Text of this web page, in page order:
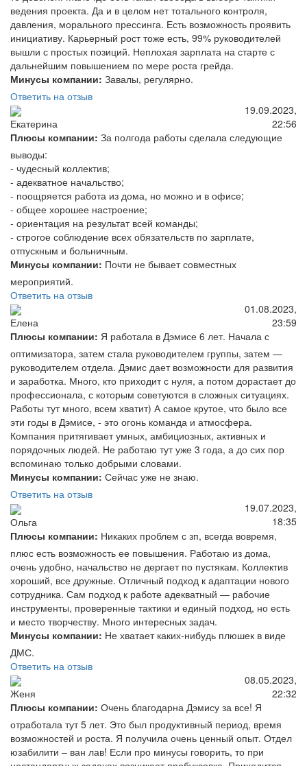
ведения проекта. Да и в целом нет тотального контроля,
давления, морального прессинга. Есть возможность проявить
инициативу. Карьерный рост тоже есть, 99% руководителей
вышли с простых позиций. Неплохая зарплата на старте с
дальнейшим повышением по мере роста грейда.
Минусы компании: Завалы, регулярно.
Ответить на отзыв
Екатерина
19.09.2023,
22:56
Плюсы компании: За полгода работы сделала следующие
выводы:
- чудесный коллектив;
- адекватное начальство;
- поощряется работа из дома, но можно и в офисе;
- общее хорошее настроение;
- ориентация на результат всей команды;
- строгое соблюдение всех обязательств по зарплате,
отпускным и больничным.
Минусы компании: Почти не бывает совместных
мероприятий.
Ответить на отзыв
Елена
01.08.2023,
23:59
Плюсы компании: Я работала в Дэмисе 6 лет. Начала с
оптимизатора, затем стала руководителем группы, затем —
руководителем отдела. Дэмис дает возможности для развития
и заработка. Много, кто приходит с нуля, а потом дорастает до
профессионала, с которым советуются в сложных ситуациях.
Работы тут много, всем хватит) А самое крутое, что было все
эти годы в Дэмисе, - это огонь команда и атмосфера.
Компания притягивает умных, амбициозных, активных и
порядочных людей. Не работаю тут уже 3 года, а до сих пор
вспоминаю только добрыми словами.
Минусы компании: Сейчас уже не знаю.
Ответить на отзыв
Ольга
19.07.2023,
18:35
Плюсы компании: Никаких проблем с зп, всегда вовремя,
плюс есть возможность ее повышения. Работаю из дома,
очень удобно, начальство не дергает по пустякам. Коллектив
хороший, все дружные. Отличный подход к адаптации нового
сотрудника. Сам подход к работе адекватный — рабочие
инструменты, проверенные тактики и единый подход, но есть
и место творчеству. Много интересных задач.
Минусы компании: Не хватает каких-нибудь плюшек в виде
ДМС.
Ответить на отзыв
Женя
08.05.2023,
22:32
Плюсы компании: Очень благодарна Дэмису за все! Я
отработала тут 5 лет. Это был продуктивный период, время
возможностей и роста. Я получила очень ценный опыт. Отдел
юзабилити – ван лав! Если про минусы говорить, то при